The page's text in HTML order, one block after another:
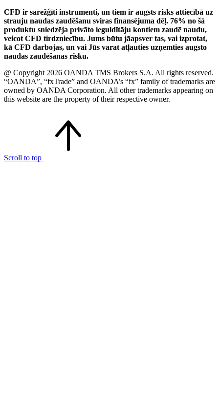
CFD ir sarežģīti instrumenti, un tiem ir augsts risks attiecībā uz
strauju naudas zaudēšanu sviras finansējuma dēļ. 76% no šā
produktu sniedzēja privāto ieguldītāju kontiem zaudē naudu,
veicot CFD tirdzniecību. Jums būtu jāapsver tas, vai izprotat,
kā CFD darbojas, un vai Jūs varat atļauties uzņemties augsto
naudas zaudēšanas risku.
@ Copyright 2026 OANDA TMS Brokers S.A. All rights reserved.
“OANDA”, “fxTrade” and OANDA’s “fx” family of trademarks are
owned by OANDA Corporation. All other trademarks appearing on
this website are the property of their respective owner.
Scroll to top